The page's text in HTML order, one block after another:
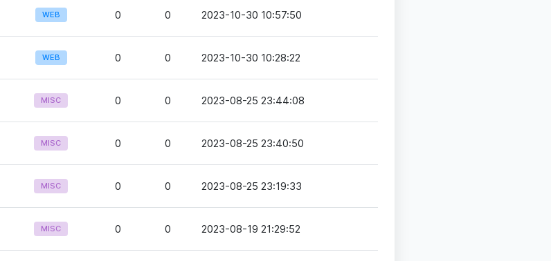
WEB 0 0 2023-10-30 10:57:50
WEB 0 0 2023-10-30 10:28:22
MISC 0 0 2023-08-25 23:44:08
MISC 0 0 2023-08-25 23:40:50
MISC 0 0 2023-08-25 23:19:33
MISC 0 0 2023-08-19 21:29:52